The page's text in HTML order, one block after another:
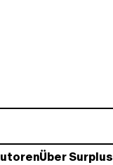
Über Surplus